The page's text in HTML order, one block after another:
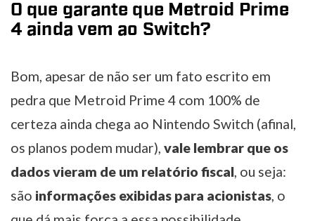
O que garante que Metroid Prime
4 ainda vem ao Switch?
Bom, apesar de não ser um fato escrito em
pedra que Metroid Prime 4 com 100% de
certeza ainda chega ao Nintendo Switch (afinal,
os planos podem mudar), vale lembrar que os
dados vieram de um relatório fiscal, ou seja:
são informações exibidas para acionistas, o